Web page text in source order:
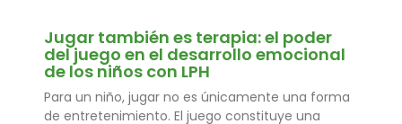
Jugar también es terapia: el poder
del juego en el desarrollo emocional
de los niños con LPH
Para un niño, jugar no es únicamente una forma
de entretenimiento. El juego constituye una